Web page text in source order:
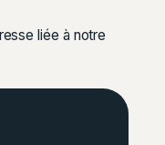
liée à notre